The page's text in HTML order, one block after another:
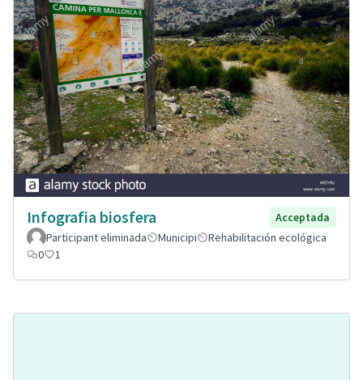
Infografia biosfera
Acceptada
Participant eliminada
Municipi
Rehabilitación ecológica
0
1